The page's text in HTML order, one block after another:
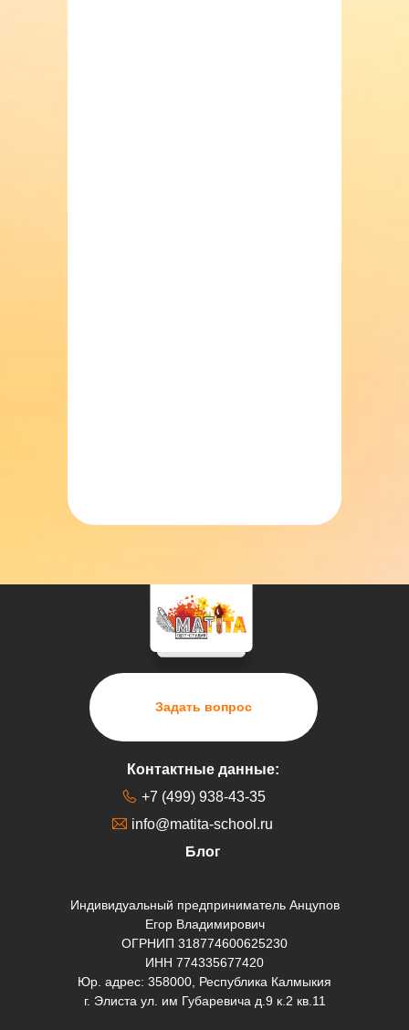
Задать вопрос
+7 (499) 938-43-35
info@matita-school.ru
Блог
Контактные данные:
Индивидуальный предприниматель Анцупов
Егор Владимирович
ОГРНИП 318774600625230
ИНН 774335677420
Юр. адрес: 358000, Республика Калмыкия
г. Элиста ул. им Губаревича д.9 к.2 кв.11